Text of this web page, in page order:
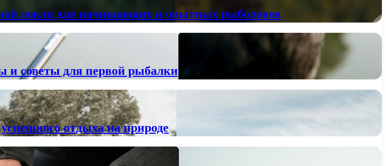
ловли для начинающих и опытных рыболовов
и советы для первой рыбалки
отдыха на природе